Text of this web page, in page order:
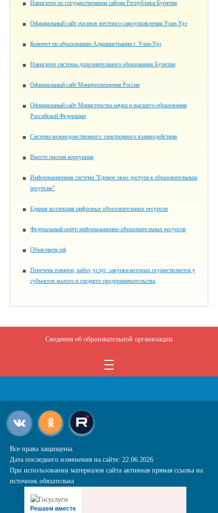
Навигатор по государственным сайтам Республики Бурятия
Официальный сайт органов местного самоуправления Улан-Удэ
Комитет по образованию Администрации г. Улан-Удэ
Навигатор системы дополнительного образования Бурятии
Официальный сайт Минпросвещения России
Официальный сайт Министерства науки и высшего образования
Российской Федерации
Система межведомственного электронного взаимодействия
Вместе против коррупции
Информационная система "Единое окно доступа к образовательным
ресурсам"
Единая коллекция цифровых образовательных ресурсов
Федеральный центр информационно-образовательных ресурсов
Объясняем.рф
Перечень товаров, работ, услуг, закупки которых осуществляется у
субъектов малого и среднего предпринимательства
Сведения об образовательной организации
Все права защищены.
Дата последнего изменения на сайте: 22.06.2026
При использовании материалов сайта активная прямая ссылка на
источник обязательна
Решаем вместе